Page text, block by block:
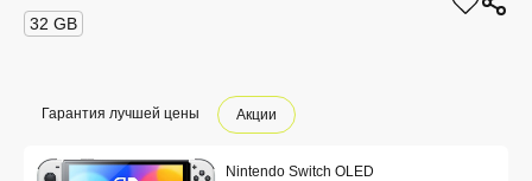
32 GB
Гарантия лучшей цены Акции
Nintendo Switch OLED